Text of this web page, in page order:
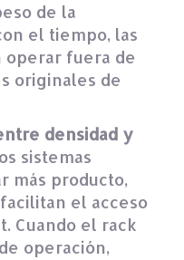
de la
el tiempo, las
operar fuera de
originales de
densidad y
sistemas
más producto,
el acceso
Cuando el rack
operación,